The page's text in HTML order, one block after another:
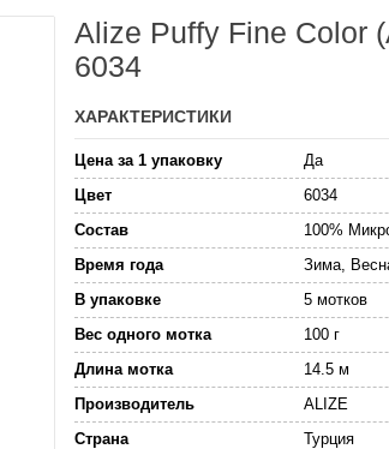
Alize Puffy Fine Color
6034
ХАРАКТЕРИСТИКИ
Цена за 1 упаковку
Да
Цвет
6034
Состав
100%
Время года
Зима,
В упаковке
5 мотков
Вес одного мотка
100 г
Длина мотка
14.5 м
Производитель
ALIZE
Страна
Турция